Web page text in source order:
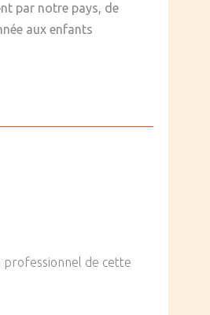
par notre pays, de
aux enfants
professionnel de cette